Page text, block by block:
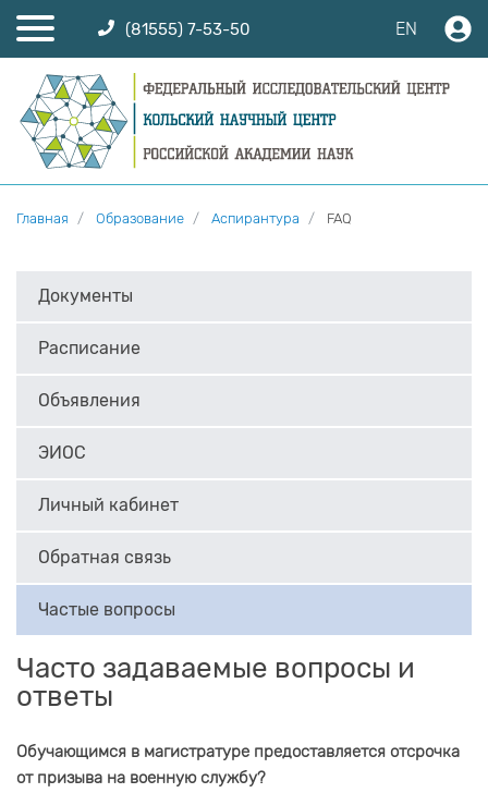
(81555) 7-53-50 EN
Главная Образование Аспирантура FAQ
Документы
Расписание
Объявления
ЭИОС
Личный кабинет
Обратная связь
Частые вопросы
Часто задаваемые вопросы и
ответы
Обучающимся в магистратуре предоставляется отсрочка
от призыва на военную службу?